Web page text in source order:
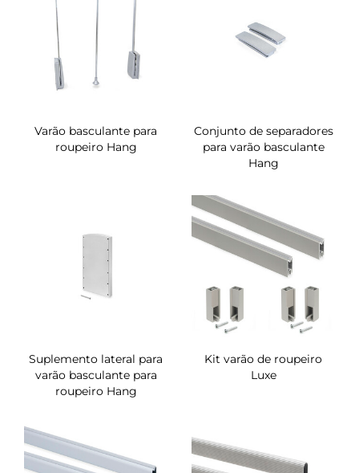
Varão basculante para
roupeiro Hang
Conjunto de separadores
para varão basculante
Hang
Suplemento lateral para
varão basculante para
roupeiro Hang
Kit varão de roupeiro
Luxe